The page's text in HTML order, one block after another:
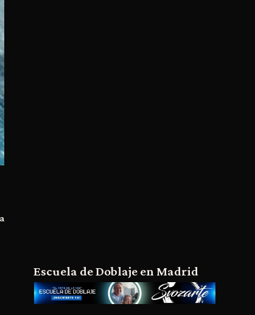
Escuela de Doblaje en Madrid